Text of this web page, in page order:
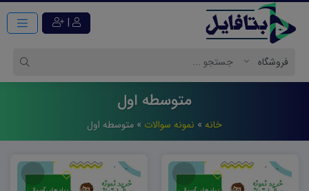
|
متوسطه اول
خانه » نمونه سوالات » متوسطه اول